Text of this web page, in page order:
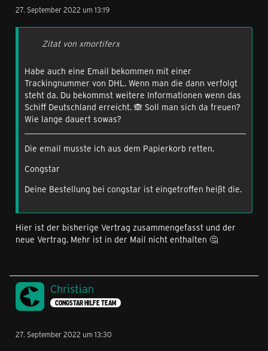
27. September 2022 um 13:19
Zitat von xmortiferx
Habe auch eine Email bekommen mit einer
Trackingnummer von DHL. Wenn man die dann verfolgt
steht da. Du bekommst weitere Informationen wenn das
Schiff Deutschland erreicht. 🙈 Soll man sich da freuen?
Wie lange dauert sowas?
Die email musste ich aus dem Papierkorb retten.
Congstar
Deine Bestellung bei congstar ist eingetroffen heißt die.
Hier ist der bisherige Vertrag zusammengefasst und der
neue Vertrag. Mehr ist in der Mail nicht enthalten 🤔
Christian
CONGSTAR HILFE TEAM
27. September 2022 um 13:30